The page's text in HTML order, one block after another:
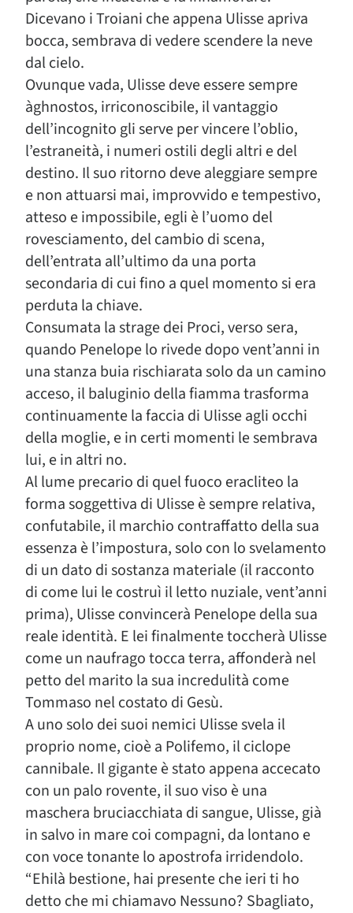
Dicevano i Troiani che appena Ulisse apriva
bocca, sembrava di vedere scendere la neve
dal cielo.
Ovunque vada, Ulisse deve essere sempre
àghnostos, irriconoscibile, il vantaggio
dell’incognito gli serve per vincere l’oblio,
l’estraneità, i numeri ostili degli altri e del
destino. Il suo ritorno deve aleggiare sempre
e non attuarsi mai, improvvido e tempestivo,
atteso e impossibile, egli è l’uomo del
rovesciamento, del cambio di scena,
dell’entrata all’ultimo da una porta
secondaria di cui fino a quel momento si era
perduta la chiave.
Consumata la strage dei Proci, verso sera,
quando Penelope lo rivede dopo vent’anni in
una stanza buia rischiarata solo da un camino
acceso, il baluginio della fiamma trasforma
continuamente la faccia di Ulisse agli occhi
della moglie, e in certi momenti le sembrava
lui, e in altri no.
Al lume precario di quel fuoco eracliteo la
forma soggettiva di Ulisse è sempre relativa,
confutabile, il marchio contraffatto della sua
essenza è l’impostura, solo con lo svelamento
di un dato di sostanza materiale (il racconto
di come lui le costruì il letto nuziale, vent’anni
prima), Ulisse convincerà Penelope della sua
reale identità. E lei finalmente toccherà Ulisse
come un naufrago tocca terra, affonderà nel
petto del marito la sua incredulità come
Tommaso nel costato di Gesù.
A uno solo dei suoi nemici Ulisse svela il
proprio nome, cioè a Polifemo, il ciclope
cannibale. Il gigante è stato appena accecato
con un palo rovente, il suo viso è una
maschera bruciacchiata di sangue, Ulisse, già
in salvo in mare coi compagni, da lontano e
con voce tonante lo apostrofa irridendolo.
“Ehilà bestione, hai presente che ieri ti ho
detto che mi chiamavo Nessuno? Sbagliato,